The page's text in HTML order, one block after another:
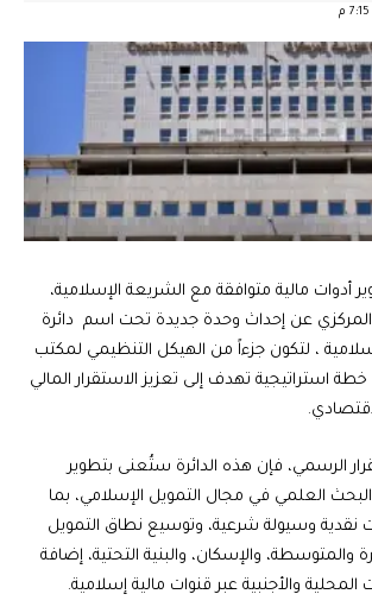
أدوات مالية متوافقة مع الشريعة الإسلامية،
عن إحداث وحدة جديدة تحت اسم دائرة
، لتكون جزءاً من الهيكل التنظيمي لمكتب
استراتيجية تهدف إلى تعزيز الاستقرار المالي
الرسمي، فإن هذه الدائرة ستُعنى بتطوير
العلمي في مجال التمويل الإسلامي، بما
وسيولة شرعية، وتوسيع نطاق التمويل
والإسكان، والبنية التحتية، إضافة
والأجنبية عبر قنوات مالية إسلامية.